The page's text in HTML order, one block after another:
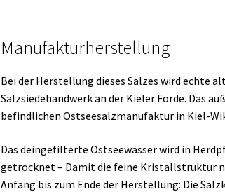
Manufakturherstellung
Bei der Herstellung dieses Salzes wird echte
Salzsiedehandwerk an der Kieler Förde. Das
befindlichen Ostseesalzmanufaktur in Kiel-
Das deingefilterte Ostseewasser wird in
getrocknet – Damit die feine Kristallstruktur
Anfang bis zum Ende der Herstellung: Die